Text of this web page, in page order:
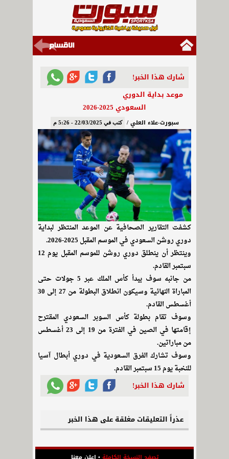
شارك هذا الخبر!
موعد بداية الدوري
السعودي 2025-2026
سبورت-علاء العلي / كتب في 22/03/2025 - 5:26 م
كشفت التقارير الصحافية عن الموعد المنتظر لبداية
دوري روشن السعودي في الموسم المقبل 2025-2026.
وينتظر أن ينطلق دوري روشن للموسم المقبل يوم 12
سبتمبر القادم.
من جانبه سوف يبدأ كأس الملك عبر 5 جولات حتى
المباراة النهائية وسيكون انطلاق البطولة من 27 إلى 30
أغسطس القادم.
وسوف تقام بطولة كأس السوبر السعودي المقترح
إقامتها في الصين في الفترة من 19 إلى 23 أغسطس
من مباراتين.
وسوف تشارك الفرق السعودية في دوري أبطال آسيا
للنخبة يوم 15 سبتمبر القادم.
شارك هذا الخبر!
عذراً التعليقات مغلقة على هذا الخبر